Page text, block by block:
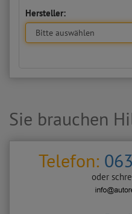
Hersteller:
Sie brauchen
Telefon:
oder